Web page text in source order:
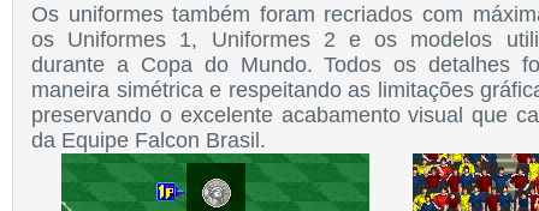
Os uniformes também foram recriados com
os Uniformes 1, Uniformes 2 e os modelos
durante a Copa do Mundo. Todos os detalhes
maneira simétrica e respeitando as limitações
preservando o excelente acabamento visual que
da Equipe Falcon Brasil.